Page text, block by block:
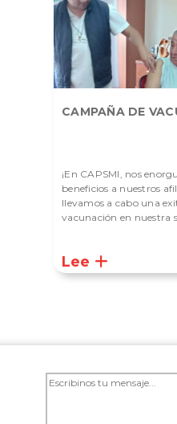
CAMPAÑA DE
¡En CAPSMI, nos
beneficios a nuestros
llevamos a cabo una
vacunación en nuestra
miembros y
ofrecer servicios que
Lee